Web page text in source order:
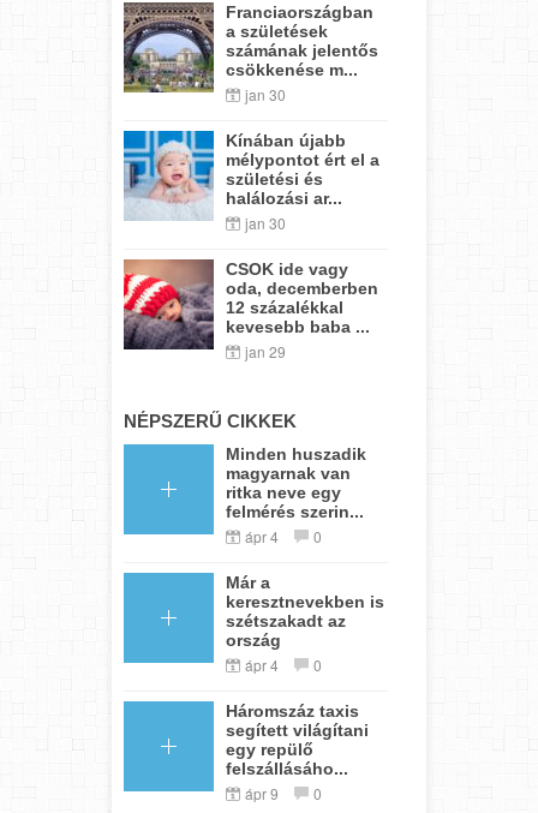
Franciaországban
a születések
számának jelentős
csökkenése m...
jan 30
Kínában újabb
mélypontot ért el a
születési és
halálozási ar...
jan 30
CSOK ide vagy
oda, decemberben
12 százalékkal
kevesebb baba ...
jan 29
NÉPSZERŰ CIKKEK
Minden huszadik
magyarnak van
ritka neve egy
felmérés szerin...
ápr 4 0
Már a
keresztnevekben is
szétszakadt az
ország
ápr 4 0
Háromszáz taxis
segített világítani
egy repülő
felszállásáho...
ápr 9 0